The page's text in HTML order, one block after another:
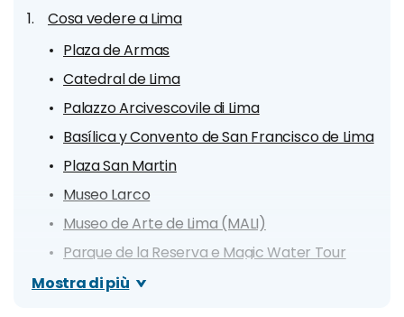
Cosa vedere a Lima
Plaza de Armas
Catedral de Lima
Palazzo Arcivescovile di Lima
Basílica y Convento de San Francisco de Lima
Plaza San Martin
Museo Larco
Museo de Arte de Lima (MALI)
Parque de la Reserva e Magic Water Tour
Mercado Central
Mostra di più